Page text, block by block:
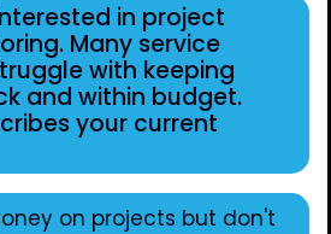
in project
Many service
with keeping
and within budget.
your current
on projects but don't